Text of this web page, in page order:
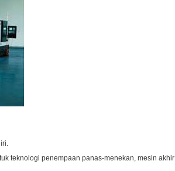
teknologi penempaan panas-menekan, mesin